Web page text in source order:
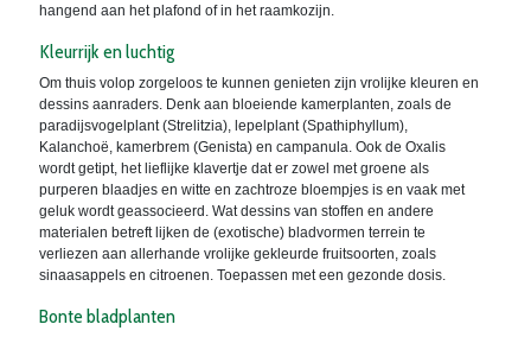
hangend aan het plafond of in het raamkozijn.
Kleurrijk en luchtig
Om thuis volop zorgeloos te kunnen genieten zijn vrolijke kleuren en
dessins aanraders. Denk aan bloeiende kamerplanten, zoals de
paradijsvogelplant (Strelitzia), lepelplant (Spathiphyllum),
Kalanchoë, kamerbrem (Genista) en campanula. Ook de Oxalis
wordt getipt, het lieflijke klavertje dat er zowel met groene als
purperen blaadjes en witte en zachtroze bloempjes is en vaak met
geluk wordt geassocieerd. Wat dessins van stoffen en andere
materialen betreft lijken de (exotische) bladvormen terrein te
verliezen aan allerhande vrolijke gekleurde fruitsoorten, zoals
sinaasappels en citroenen. Toepassen met een gezonde dosis.
Bonte bladplanten